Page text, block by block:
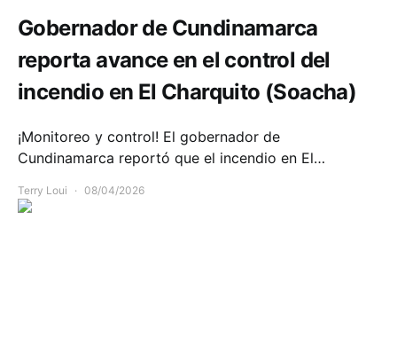
Gobernador de Cundinamarca
reporta avance en el control del
incendio en El Charquito (Soacha)
¡Monitoreo y control! El gobernador de
Cundinamarca reportó que el incendio en El…
Terry Loui 08/04/2026